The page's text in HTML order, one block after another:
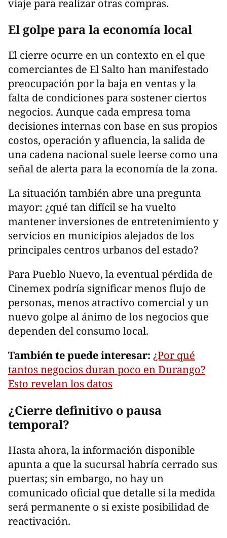
viaje para realizar otras compras.
El golpe para la economía local
El cierre ocurre en un contexto en el que
comerciantes de El Salto han manifestado
preocupación por la baja en ventas y la
falta de condiciones para sostener ciertos
negocios. Aunque cada empresa toma
decisiones internas con base en sus propios
costos, operación y afluencia, la salida de
una cadena nacional suele leerse como una
señal de alerta para la economía de la zona.
La situación también abre una pregunta
mayor: ¿qué tan difícil se ha vuelto
mantener inversiones de entretenimiento y
servicios en municipios alejados de los
principales centros urbanos del estado?
Para Pueblo Nuevo, la eventual pérdida de
Cinemex podría significar menos flujo de
personas, menos atractivo comercial y un
nuevo golpe al ánimo de los negocios que
dependen del consumo local.
También te puede interesar: ¿Por qué
tantos negocios duran poco en Durango?
Esto revelan los datos
¿Cierre definitivo o pausa
temporal?
Hasta ahora, la información disponible
apunta a que la sucursal habría cerrado sus
puertas; sin embargo, no hay un
comunicado oficial que detalle si la medida
será permanente o si existe posibilidad de
reactivación.